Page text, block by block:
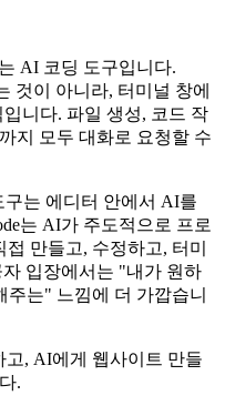
AI 코딩 도구입니다.
것이 아니라, 터미널 창에
니다. 파일 생성, 코드 작
지 모두 대화로 요청할 수
구는 에디터 안에서 AI를
는 AI가 주도적으로 프로
만들고, 수정하고, 터미
입장에서는 "내가 원하
는" 느낌에 더 가깝습니
고, AI에게 웹사이트 만들
.